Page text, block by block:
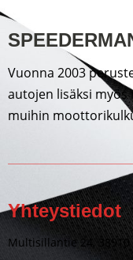
Vuonna 2003
autojen lisäksi
muihin
Yhteystiedot
Multisillantie 24, 38910